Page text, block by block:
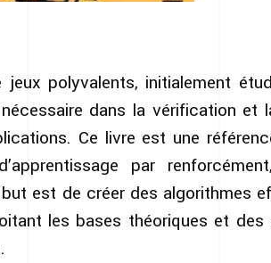
jeux polyvalents, initialement
dans la vérification et
Ce livre est une
d’apprentissage par
but est de créer des algorithmes
les bases théoriques et